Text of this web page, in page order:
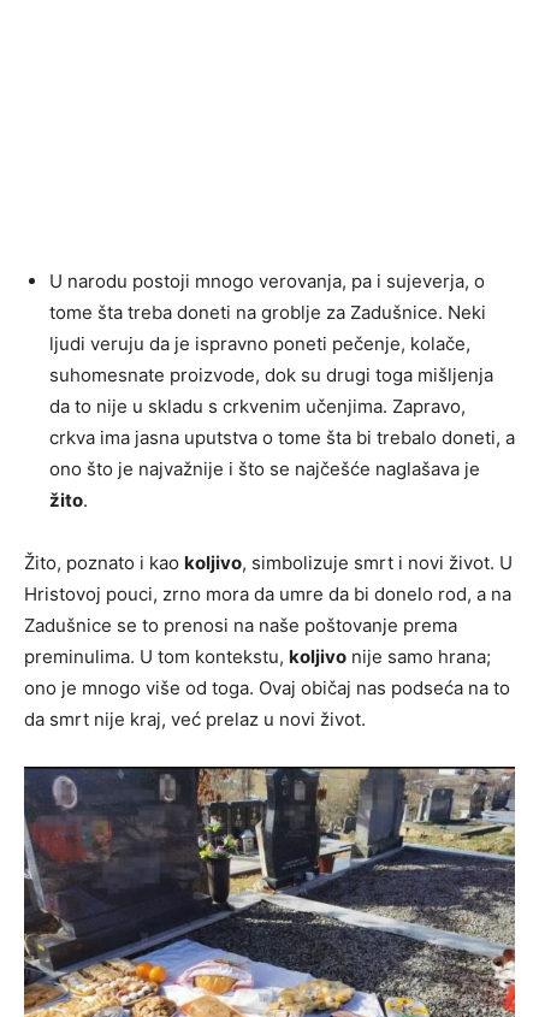
U narodu postoji mnogo verovanja, pa i sujeverja, o
tome šta treba doneti na groblje za Zadušnice. Neki
ljudi veruju da je ispravno poneti pečenje, kolače,
suhomesnate proizvode, dok su drugi toga mišljenja
da to nije u skladu s crkvenim učenjima. Zapravo,
crkva ima jasna uputstva o tome šta bi trebalo doneti, a
ono što je najvažnije i što se najčešće naglašava je
žito.
Žito, poznato i kao koljivo, simbolizuje smrt i novi život. U
Hristovoj pouci, zrno mora da umre da bi donelo rod, a na
Zadušnice se to prenosi na naše poštovanje prema
preminulima. U tom kontekstu, koljivo nije samo hrana;
ono je mnogo više od toga. Ovaj običaj nas podseća na to
da smrt nije kraj, već prelaz u novi život.